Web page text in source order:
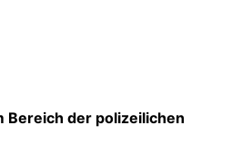
Bereich der polizeilichen